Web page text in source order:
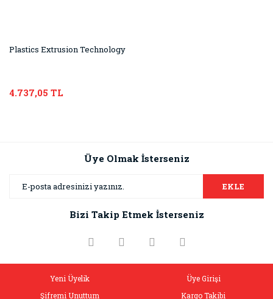
Plastics Extrusion Technology
4.737,05 TL
Üye Olmak İsterseniz
EKLE
Bizi Takip Etmek İsterseniz
Yeni Üyelik
Üye Girişi
Şifremi Unuttum
Kargo Takibi